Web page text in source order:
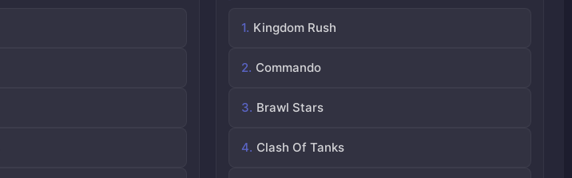
Kingdom Rush
Commando
Brawl Stars
Clash Of Tanks